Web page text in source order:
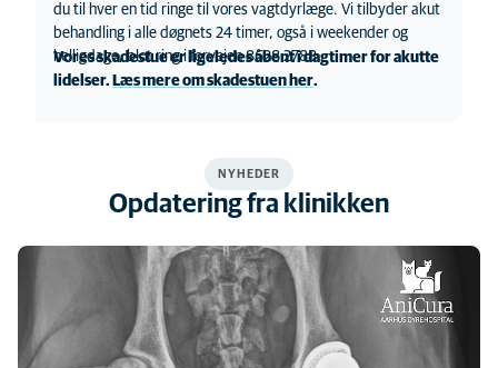
du til hver en tid ringe til vores vagtdyrlæge. Vi tilbyder akut
behandling i alle døgnets 24 timer, også i weekender og
helligdage, blot ring i forvejen 8628 2788.
Vores skadestue er ligeledes åbent i dagtimer for akutte
lidelser. Læs mere om skadestuen her.
NYHEDER
Opdatering fra klinikken